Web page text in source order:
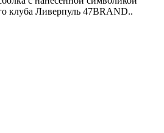
клуба Ливерпуль 47BRAND..